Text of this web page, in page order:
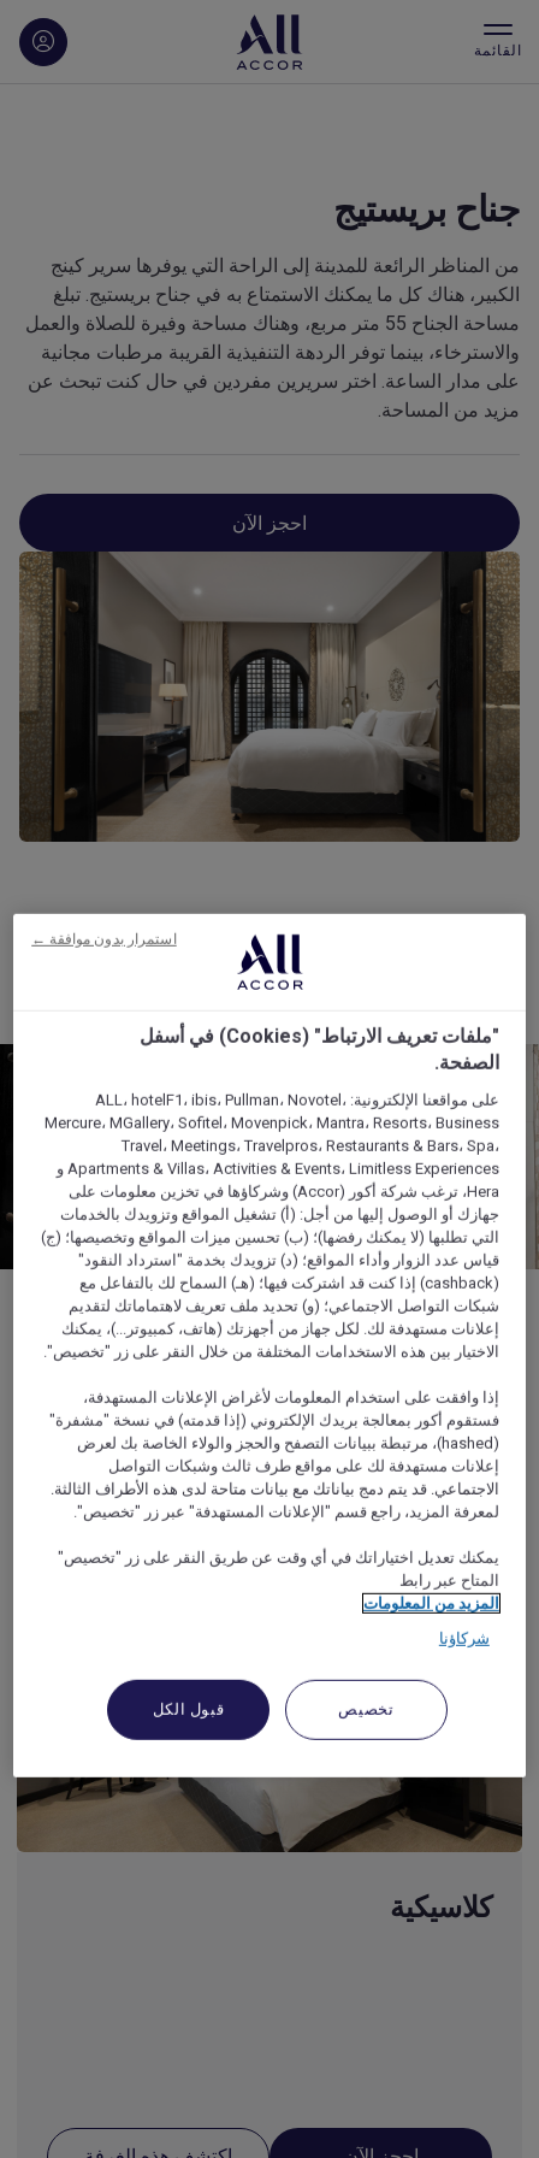
القائمة
جناح بريستيج
من المناظر الرائعة للمدينة إلى الراحة التي يوفرها سرير كينج
الكبير، هناك كل ما يمكنك الاستمتاع به في جناح بريستيج. تبلغ
مساحة الجناح 55 متر مربع، وهناك مساحة وفيرة للصلاة والعمل
والاسترخاء، بينما توفر الردهة التنفيذية القريبة مرطبات مجانية
على مدار الساعة. اختر سريرين مفردين في حال كنت تبحث عن
مزيد من المساحة.
احجز الآن
اكتشف أيضاً
كلاسيكية
"ملفات تعريف الارتباط" (Cookies) في أسفل
الصفحة.
على مواقعنا الإلكترونية: ALL، hotelF1، ibis، Pullman، Novotel،
Mercure، MGallery، Sofitel، Movenpick، Mantra، Resorts، Business
Travel، Meetings، Travelpros، Restaurants & Bars، Spa،
Apartments & Villas، Activities & Events، Limitless Experiences و
Hera، ترغب شركة أكور (Accor) وشركاؤها في تخزين معلومات على
جهازك أو الوصول إليها من أجل: (أ) تشغيل المواقع وتزويدك بالخدمات
التي تطلبها (لا يمكنك رفضها)؛ (ب) تحسين ميزات المواقع وتخصيصها؛ (ج)
قياس عدد الزوار وأداء المواقع؛ (د) تزويدك بخدمة "استرداد النقود"
(cashback) إذا كنت قد اشتركت فيها؛ (هـ) السماح لك بالتفاعل مع
شبكات التواصل الاجتماعي؛ (و) تحديد ملف تعريف لاهتماماتك لتقديم
إعلانات مستهدفة لك. لكل جهاز من أجهزتك (هاتف، كمبيوتر...)، يمكنك
الاختيار بين هذه الاستخدامات المختلفة من خلال النقر على زر "تخصيص".
إذا وافقت على استخدام المعلومات لأغراض الإعلانات المستهدفة،
فستقوم أكور بمعالجة بريدك الإلكتروني (إذا قدمته) في نسخة "مشفرة"
(hashed)، مرتبطة ببيانات التصفح والحجز والولاء الخاصة بك لعرض
إعلانات مستهدفة لك على مواقع طرف ثالث وشبكات التواصل
الاجتماعي. قد يتم دمج بياناتك مع بيانات متاحة لدى هذه الأطراف الثالثة.
لمعرفة المزيد، راجع قسم "الإعلانات المستهدفة" عبر زر "تخصيص".
يمكنك تعديل اختياراتك في أي وقت عن طريق النقر على زر "تخصيص"
المتاح عبر رابط
المزيد من المعلومات
شركاؤنا
تخصيص قبول الكل
استمرار بدون موافقة ←